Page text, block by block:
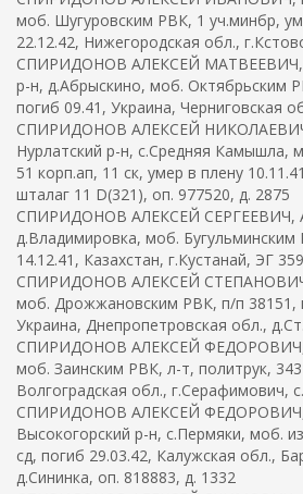
моб. Шугуровским РВК, 1 уч.минбр,
22.12.42, Нижегородская обл.,
СПИРИДОНОВ АЛЕКСЕЙ МАТВЕЕВИЧ,
р-н, д.Абрыскино, моб. Октябрьским
погиб 09.41, Украина, Черниговская
СПИРИДОНОВ АЛЕКСЕЙ
Нурлатский р-н, с.Средняя Камышла,
51 корп.ап, 11 ск, умер в плену
шталаг 11 D(321), оп. 977520, д. 2875
СПИРИДОНОВ АЛЕКСЕЙ СЕРГЕЕВИЧ,
д.Владимировка, моб.
14.12.41, Казахстан, г.Кустанай, ЭГ
СПИРИДОНОВ АЛЕКСЕЙ СТЕПАНОВИЧ,
моб. Дрожжановским РВК, п/п 38151,
Украина, Днепропетровская обл.,
СПИРИДОНОВ АЛЕКСЕЙ ФЕДОРОВИЧ,
моб. Заинским РВК, л-т, политрук,
Волгоградская обл., г.Серафимович,
СПИРИДОНОВ АЛЕКСЕЙ ФЕДОРОВИЧ,
Высокогорский р-н, с.Пермяки, моб.
сд, погиб 29.03.42, Калужская обл.,
д.Сининка, оп. 818883, д. 1332